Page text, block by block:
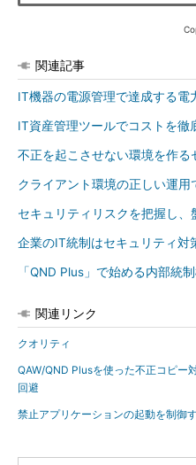
関連記事
IT機器の電源管理で達成する電
IT資産管理ツールでコストを徹
不正を起こさせない環境を作る
クライアント環境の正しい運
セキュリティリスクを把握し
企業のIT統制はセキュリティ対
「QND Plus」で始める内部統
関連リンク
クオリティ
QAW/QND Plusを使った不正コピー
回避
禁止アプリケーションの起動を制御